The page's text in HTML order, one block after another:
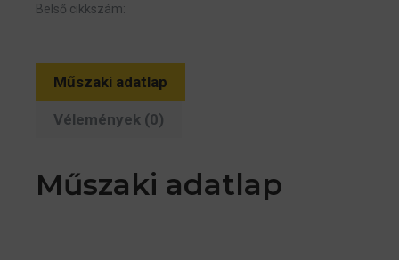
Belső cikkszám:
Műszaki adatlap
Vélemények (0)
Műszaki adatlap